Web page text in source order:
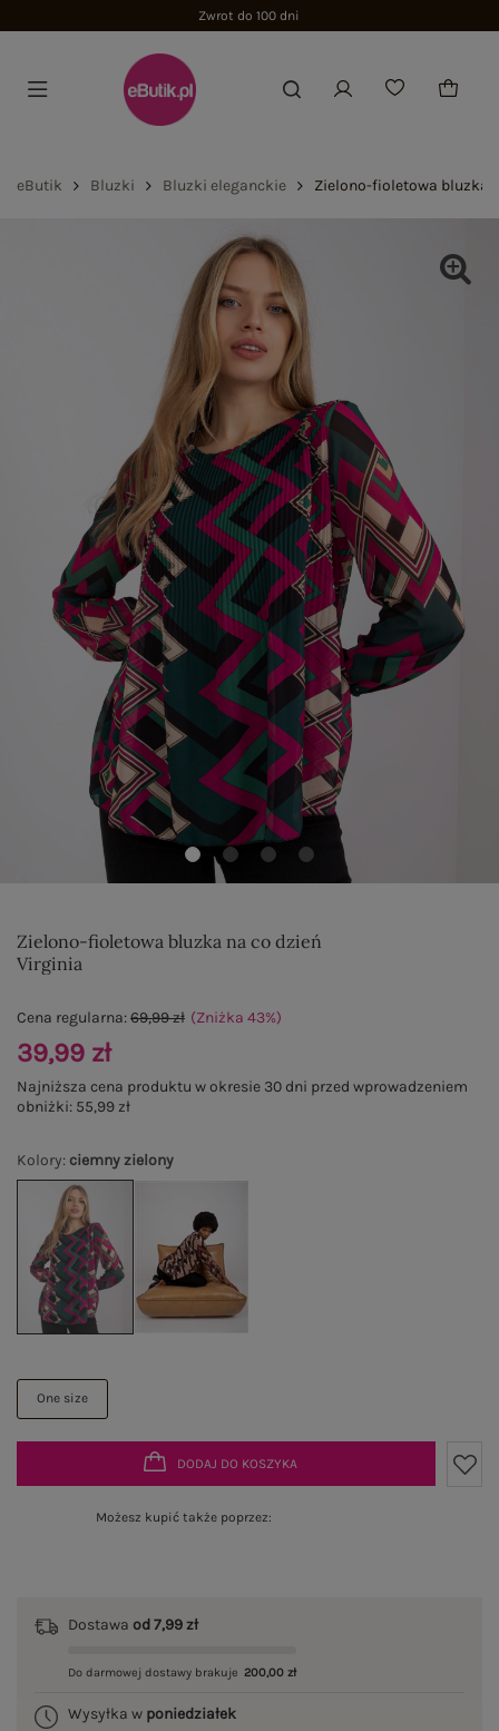
Zwrot do 100 dni
eButik Bluzki Bluzki eleganckie Zielono-fioletowa bluzka
Zielono-fioletowa bluzka na co dzień
Virginia
Kolory: ciemny zielony
One size
Cena regularna:69,99 zł (Zniżka 43%)
39,99 zł
Najniższa cena produktu w okresie 30 dni przed wprowadzeniem
obniżki: 55,99 zł
DODAJ DO KOSZYKA
Możesz kupić także poprzez:
Dostawa od 7,99 zł
Do darmowej dostawy brakuje 200,00 zł
Wysyłka w poniedziałek